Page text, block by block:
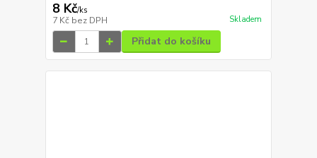
8 Kč/ks
7 Kč bez DPH Skladem
Přidat do košíku